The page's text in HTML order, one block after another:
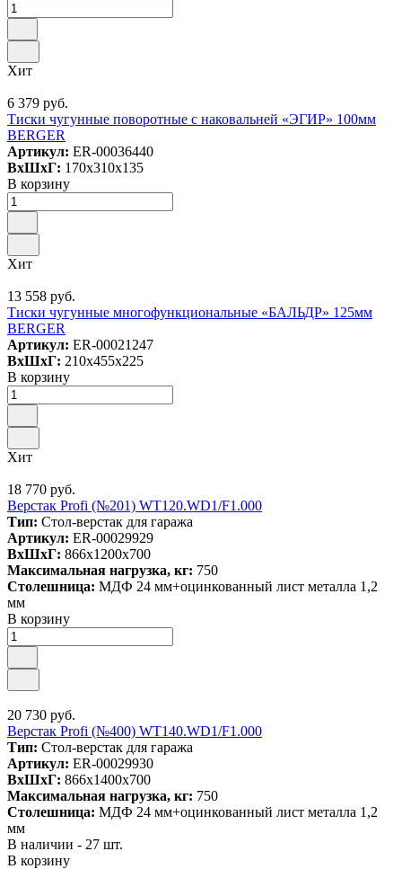
Хит
6 379 руб.
Тиски чугунные поворотные с наковальней «ЭГИР» 100мм
BERGER
Артикул: ER-00036440
ВxШxГ: 170x310x135
В корзину
Хит
13 558 руб.
Тиски чугунные многофункциональные «БАЛЬДР» 125мм
BERGER
Артикул: ER-00021247
ВxШxГ: 210x455x225
В корзину
Хит
18 770 руб.
Верстак Profi (№201) WT120.WD1/F1.000
Тип: Стол-верстак для гаража
Артикул: ER-00029929
ВxШxГ: 866x1200x700
Максимальная нагрузка, кг: 750
Столешница: МДФ 24 мм+оцинкованный лист металла 1,2
мм
В корзину
20 730 руб.
Верстак Profi (№400) WT140.WD1/F1.000
Тип: Стол-верстак для гаража
Артикул: ER-00029930
ВxШxГ: 866x1400x700
Максимальная нагрузка, кг: 750
Столешница: МДФ 24 мм+оцинкованный лист металла 1,2
мм
В наличии - 27 шт.
В корзину